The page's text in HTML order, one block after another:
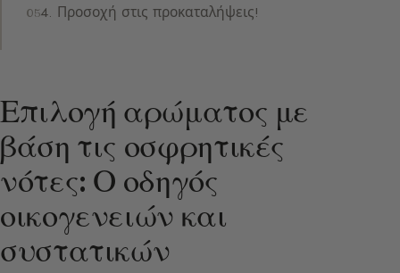
4. Προσοχή στις προκαταλήψεις!
Επιλογή αρώματος με
βάση τις οσφρητικές
νότες: Ο οδηγός
οικογενειών και
συστατικών